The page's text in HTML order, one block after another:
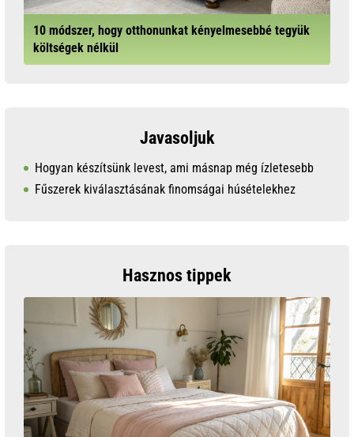
10 módszer, hogy otthonunkat kényelmesebbé tegyük
költségek nélkül
Javasoljuk
Hogyan készítsünk levest, ami másnap még ízletesebb
Fűszerek kiválasztásának finomságai húsételekhez
Hasznos tippek